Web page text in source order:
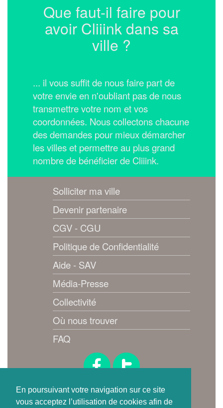
En poursuivant votre navigation sur ce site
vous acceptez l’utilisation de cookies afin de
Que faut-il faire pour
avoir Cliiink dans sa
ville ?
... il vous suffit de nous faire part de
votre envie en n'oubliant pas de nous
transmettre votre nom et vos
coordonnées. Nous collectons chacune
des demandes pour mieux démarcher
les villes et permettre au plus grand
nombre de bénéficier de Cliiink.
Solliciter ma ville
Devenir partenaire
CGV - CGU
Politique de Confidentialité
Aide - SAV
Média-Presse
Collectivité
Où nous trouver
FAQ
Suivez-nous !